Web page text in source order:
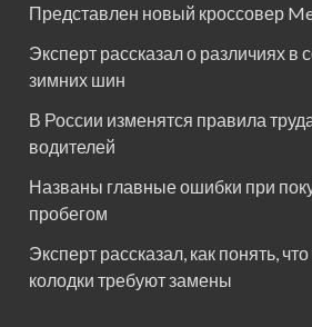
Представлен новый кроссовер
Эксперт рассказал о различиях в
зимних шин
В России изменятся правила
водителей
Названы главные ошибки при
пробегом
Эксперт рассказал, как понять,
колодки требуют замены